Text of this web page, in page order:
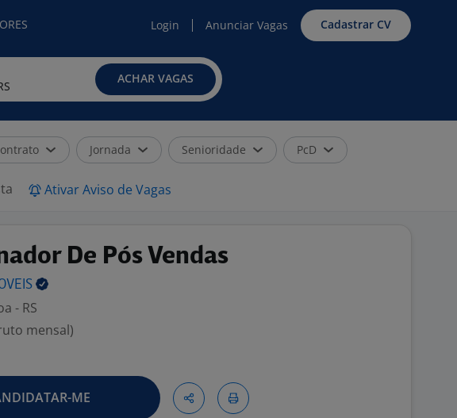
Login Anunciar Vagas Cadastrar CV
ACHAR VAGAS
Jornada Senioridade PcD
Ativar Aviso de Vagas
De Pós Vendas
- RS
mensal)
ME